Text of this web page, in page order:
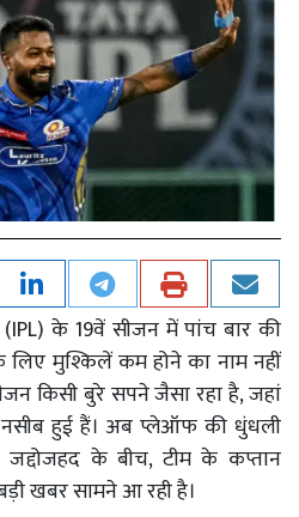
(IPL) के 19वें सीजन में पांच बार की
मुश्किलें कम होने का नाम नहीं
किसी बुरे सपने जैसा रहा है, जहां
हुई हैं। अब प्लेऑफ की धुंधली
के बीच, टीम के कप्तान
खबर सामने आ रही है।